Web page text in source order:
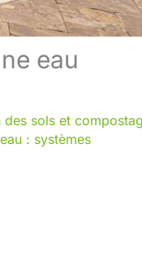
eau
des sols et
: systèmes